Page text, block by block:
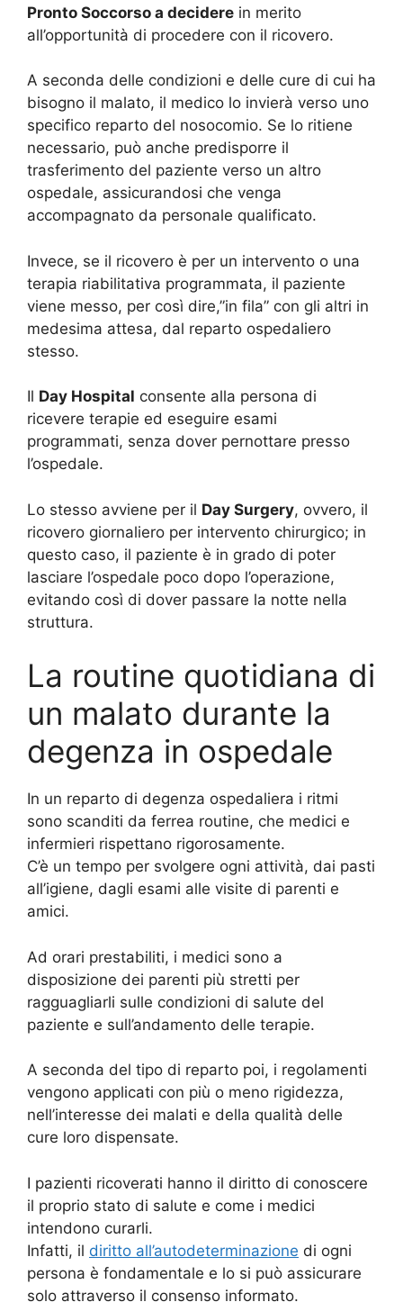
Pronto Soccorso a decidere in merito
all’opportunità di procedere con il ricovero.
A seconda delle condizioni e delle cure di cui ha
bisogno il malato, il medico lo invierà verso uno
specifico reparto del nosocomio. Se lo ritiene
necessario, può anche predisporre il
trasferimento del paziente verso un altro
ospedale, assicurandosi che venga
accompagnato da personale qualificato.
Invece, se il ricovero è per un intervento o una
terapia riabilitativa programmata, il paziente
viene messo, per così dire,”in fila” con gli altri in
medesima attesa, dal reparto ospedaliero
stesso.
Il Day Hospital consente alla persona di
ricevere terapie ed eseguire esami
programmati, senza dover pernottare presso
l’ospedale.
Lo stesso avviene per il Day Surgery, ovvero, il
ricovero giornaliero per intervento chirurgico; in
questo caso, il paziente è in grado di poter
lasciare l’ospedale poco dopo l’operazione,
evitando così di dover passare la notte nella
struttura.
La routine quotidiana di
un malato durante la
degenza in ospedale
In un reparto di degenza ospedaliera i ritmi
sono scanditi da ferrea routine, che medici e
infermieri rispettano rigorosamente.
C’è un tempo per svolgere ogni attività, dai pasti
all’igiene, dagli esami alle visite di parenti e
amici.
Ad orari prestabiliti, i medici sono a
disposizione dei parenti più stretti per
ragguagliarli sulle condizioni di salute del
paziente e sull’andamento delle terapie.
A seconda del tipo di reparto poi, i regolamenti
vengono applicati con più o meno rigidezza,
nell’interesse dei malati e della qualità delle
cure loro dispensate.
I pazienti ricoverati hanno il diritto di conoscere
il proprio stato di salute e come i medici
intendono curarli.
Infatti, il diritto all’autodeterminazione di ogni
persona è fondamentale e lo si può assicurare
solo attraverso il consenso informato.